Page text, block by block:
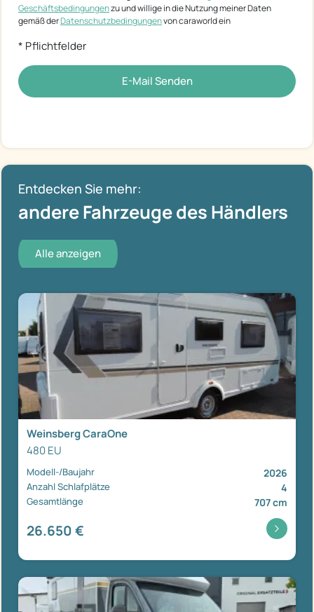
Geschäftsbedingungenzu und willige in die Nutzung meiner Daten
gemäß derDatenschutzbedingungenvon caraworld ein
* Pflichtfelder
E-Mail Senden
Entdecken Sie mehr:
andere Fahrzeuge des Händlers
Alle anzeigen
Weinsberg CaraOne
480 EU
Modell-/Baujahr 2026
Anzahl Schlafplätze 4
Gesamtlänge 707 cm
26.650 €